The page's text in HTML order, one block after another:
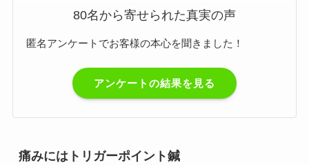
80名から寄せられた真実の声
匿名アンケートでお客様の本心を聞きました！
アンケートの結果を見る
痛みにはトリガーポイント鍼